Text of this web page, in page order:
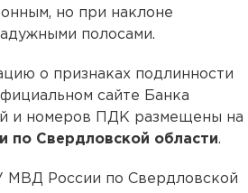
но при наклоне
полосами.
о признаках подлинности
сайте Банка
и номеров ПДК размещены на
по Свердловской области.
МВД России по Свердловской